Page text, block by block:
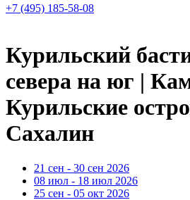
+7 (495) 185-58-08
Курильский
севера на юг |
Курильские
Сахалин
21 сен - 30 сен 2026
08 июл - 18 июл 2026
25 сен - 05 окт 2026